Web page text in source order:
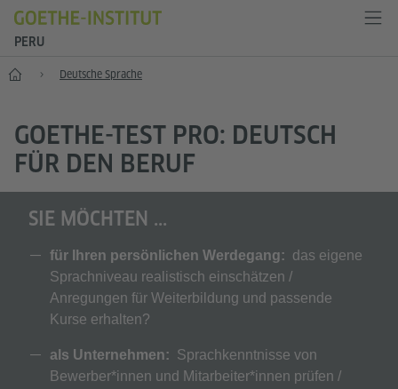
PERU
Start Deutsche Sprache
GOETHE-TEST PRO: DEUTSCH
FÜR DEN BERUF
SIE MÖCHTEN ...
für Ihren persönlichen Werdegang: das eigene
Sprachniveau realistisch einschätzen /
Anregungen für Weiterbildung und passende
Kurse erhalten?
als Unternehmen: Sprachkenntnisse von
Bewerber*innen und Mitarbeiter*innen prüfen /